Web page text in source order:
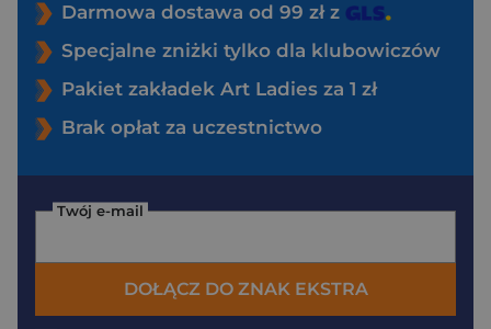
Darmowa dostawa od 99 zł z
Specjalne zniżki tylko dla klubowiczów
Pakiet zakładek Art Ladies za 1 zł
Brak opłat za uczestnictwo
Twój e-mail
DOŁĄCZ DO ZNAK EKSTRA